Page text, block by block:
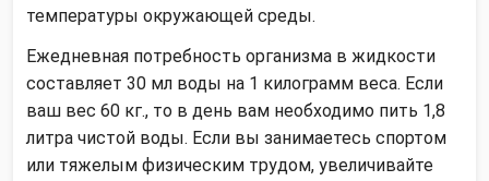
температуры окружающей среды.
Ежедневная потребность организма в жидкости
составляет 30 мл воды на 1 килограмм веса. Если
ваш вес 60 кг., то в день вам необходимо пить 1,8
литра чистой воды. Если вы занимаетесь спортом
или тяжелым физическим трудом, увеличивайте